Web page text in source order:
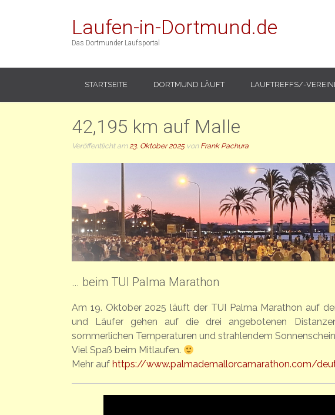
Laufen-in-Dortmund.de
Das Dortmunder Laufsportal
STARTSEITE DORTMUND LÄUFT LAUFTREFFS/-
42,195 km auf Malle
Veröffentlicht am23. Oktober 2025von Frank Pachura
… beim TUI Palma Marathon
Am 19. Oktober 2025 läuft der TUI Palma Marathon auf
und Läufer gehen auf die drei angebotenen
sommerlichen Temperaturen und strahlendem
Viel Spaß beim Mitlaufen.
Mehr auf https://www.palmademallorcamarathon.com/